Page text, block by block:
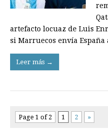
artefacto locuaz de Luis
si Marruecos envía España
Leer más →
Page 1 of 2 1 2 »